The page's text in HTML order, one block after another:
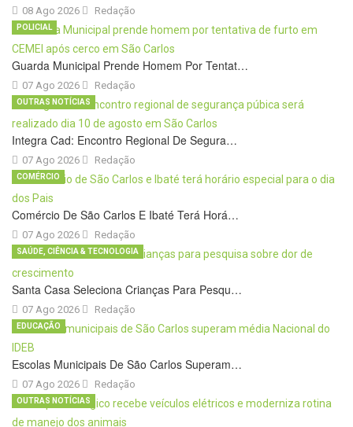
08 Ago 2026 Redação
Guarda Municipal Prende Homem Por Tentat…
07 Ago 2026
POLICIAL
Redação
Integra Cad: Encontro Regional De Segura…
07 Ago 2026
OUTRAS NOTÍCIAS
Redação
Comércio De São Carlos E Ibaté Terá Horá…
07 Ago 2026
COMÉRCIO
Redação
Santa Casa Seleciona Crianças Para Pesqu…
07 Ago 2026
SAÚDE, CIÊNCIA & TECNOLOGIA
Redação
Escolas Municipais De São Carlos Superam…
07 Ago 2026
EDUCAÇÃO
Redação
OUTRAS NOTÍCIAS